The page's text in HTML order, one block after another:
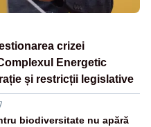
crizei
Energetic
și restricții legislative
biodiversitate nu apără